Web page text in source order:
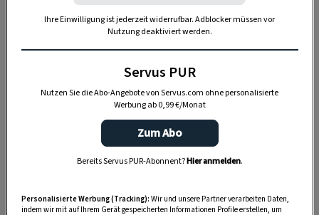
Der Himmel hat hier mehr Platz als anderswo –
Ihre Einwilligung ist jederzeit widerrufbar. Adblocker müssen vor
Nutzung deaktiviert werden.
Servus PUR
Nutzen Sie die Abo-Angebote von Servus.com ohne personalisierte
Werbung ab 0,99 €/Monat
Zum Abo
Bereits Servus PUR-Abonnent?Hier anmelden.
Personalisierte Werbung (Tracking): Wir und unsere Partner verarbeiten Daten,
indem wir mit auf Ihrem Gerät gespeicherten Informationen Profile erstellen, um